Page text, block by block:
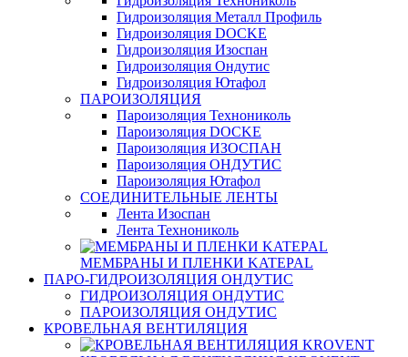
Гидроизоляция Металл Профиль
Гидроизоляция DOCKE
Гидроизоляция Изоспан
Гидроизоляция Ондутис
Гидроизоляция Ютафол
ПАРОИЗОЛЯЦИЯ
Пароизоляция Технониколь
Пароизоляция DOCKE
Пароизоляция ИЗОСПАН
Пароизоляция ОНДУТИС
Пароизоляция Ютафол
СОЕДИНИТЕЛЬНЫЕ ЛЕНТЫ
Лента Изоспан
Лента Технониколь
МЕМБРАНЫ И ПЛЕНКИ KATEPAL
ПАРО-ГИДРОИЗОЛЯЦИЯ ОНДУТИС
ГИДРОИЗОЛЯЦИЯ ОНДУТИС
ПАРОИЗОЛЯЦИЯ ОНДУТИС
КРОВЕЛЬНАЯ ВЕНТИЛЯЦИЯ